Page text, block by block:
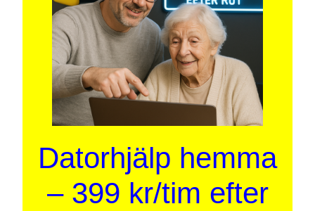
Datorhjälp hemma
– 399 kr/tim efter